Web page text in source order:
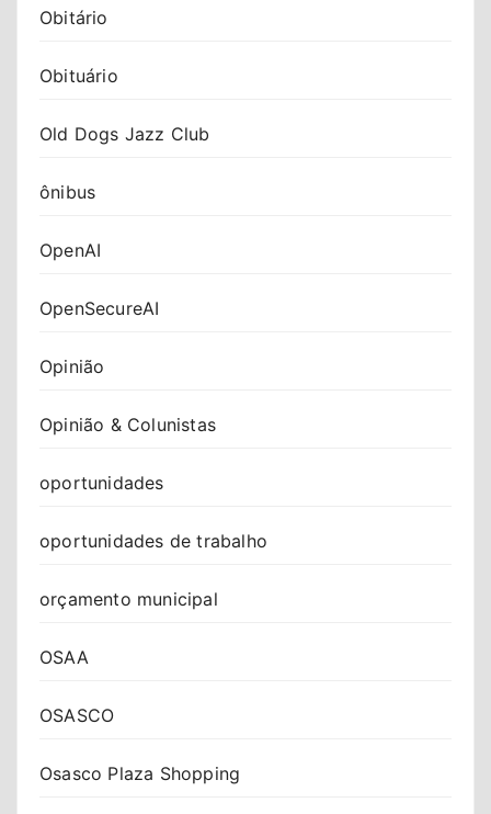
Obitário
Obituário
Old Dogs Jazz Club
ônibus
OpenAI
OpenSecureAI
Opinião
Opinião & Colunistas
oportunidades
oportunidades de trabalho
orçamento municipal
OSAA
OSASCO
Osasco Plaza Shopping